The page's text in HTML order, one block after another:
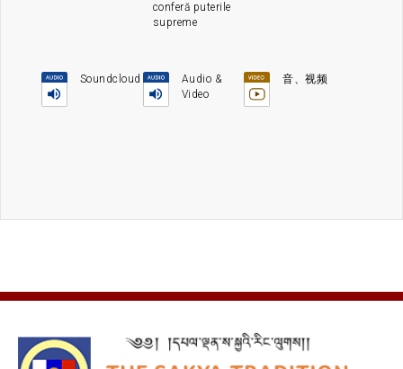
conferă puterile
supreme
Soundcloud
Audio &
Video
音、视频